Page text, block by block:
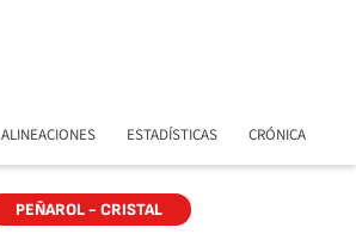
ALINEACIONES ESTADÍSTICAS CRÓNICA
PEÑAROL - CRISTAL